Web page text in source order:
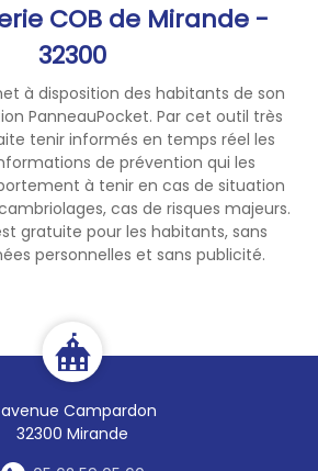
COB de Mirande -
32300
à disposition des habitants de son
PanneauPocket. Par cet outil très
tenir informés en temps réel les
de prévention qui les
à tenir en cas de situation
cas de risques majeurs.
gratuite pour les habitants, sans
personnelles et sans publicité.
Campardon
32300 Mirande